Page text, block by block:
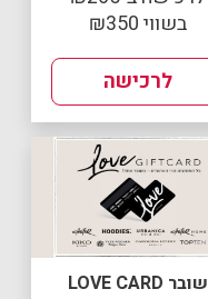
בשווי ₪350
לרכישה
שובר LOVE CARD